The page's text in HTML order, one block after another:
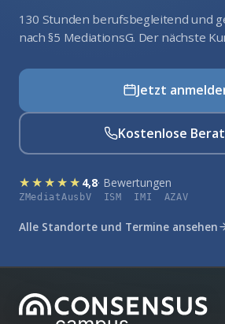
130 Stunden berufsbegleitend und
nach §5 MediationsG. Der nächste
Jetzt
Kostenlose
★★★★★ 4,8· Bewertungen
ZMediatAusbV ISM IMI AZAV
Alle Standorte und Termine ansehen